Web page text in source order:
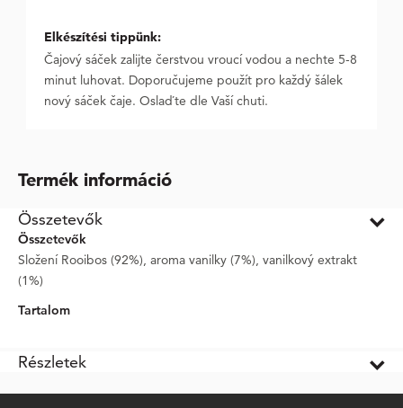
Elkészítési tippünk:
Čajový sáček zalijte čerstvou vroucí vodou a nechte 5-8
minut luhovat. Doporučujeme použít pro každý šálek
nový sáček čaje. Oslaďte dle Vaší chuti.
Termék információ
Összetevők
Összetevők
Složení Rooibos (92%), aroma vanilky (7%), vanilkový extrakt
(1%)
Tartalom
Részletek